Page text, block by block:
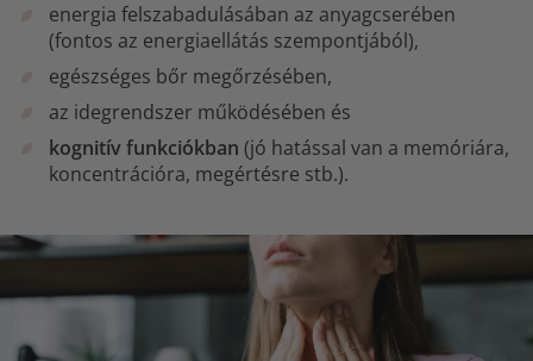
energia felszabadulásában az anyagcserében
(fontos az energiaellátás szempontjából),
egészséges bőr megőrzésében,
az idegrendszer működésében és
kognitív funkciókban (jó hatással van a memóriára,
koncentrációra, megértésre stb.).